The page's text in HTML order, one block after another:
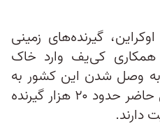
گیرنده‌های زمینی
همکاری کی‌یف وارد خاک
به وصل شدن این کشور به
اینترنت کمک کنند. در حال حاضر حدود ۲۰ هزار گیرنده
دارند.